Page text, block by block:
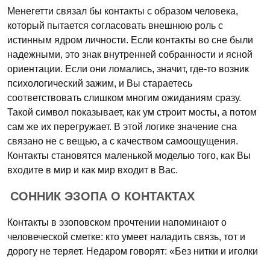
Менегетти связал бы контакты с образом человека,
который пытается согласовать внешнюю роль с
истинным ядром личности. Если контакты во сне были
надежными, это знак внутренней собранности и ясной
ориентации. Если они ломались, значит, где-то возник
психологический зажим, и Вы стараетесь
соответствовать слишком многим ожиданиям сразу.
Такой символ показывает, как ум строит мосты, а потом
сам же их перегружает. В этой логике значение сна
связано не с вещью, а с качеством самоощущения.
Контакты становятся маленькой моделью того, как Вы
входите в мир и как мир входит в Вас.
СОННИК ЭЗОПА О КОНТАКТАХ
Контакты в эзоповском прочтении напоминают о
человеческой сметке: кто умеет наладить связь, тот и
дорогу не теряет. Недаром говорят: «Без нитки и иголки